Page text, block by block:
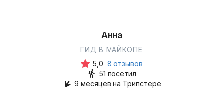
Анна
ГИД В МАЙКОПЕ
5,0 8 отзывов
51 посетил
9 месяцев на Трипстере